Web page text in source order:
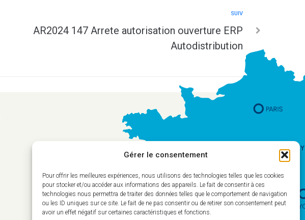
Gérer le consentement
Pour offrir les meilleures expériences, nous utilisons des technologies telles que les cookies
pour stocker et/ou accéder aux informations des appareils. Le fait de consentir à ces
technologies nous permettra de traiter des données telles que le comportement de navigation
ou les ID uniques sur ce site. Le fait de ne pas consentir ou de retirer son consentement peut
avoir un effet négatif sur certaines caractéristiques et fonctions.
SUIV
AR2024 147 Arrete autorisation ouverture ERP
Autodistribution